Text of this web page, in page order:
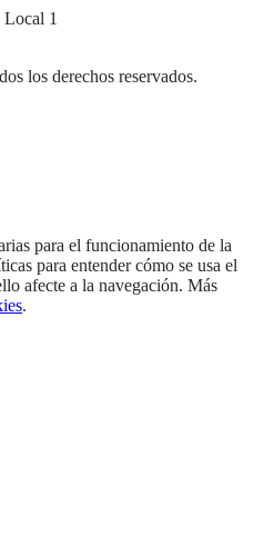
1
los derechos reservados.
para el funcionamiento de la
para entender cómo se usa el
afecte a la navegación. Más
.